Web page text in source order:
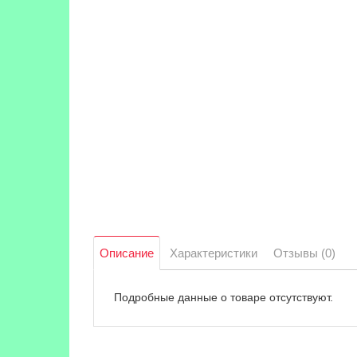
Описание Характеристики Отзывы (0)
Подробные данные о товаре отсутствуют.